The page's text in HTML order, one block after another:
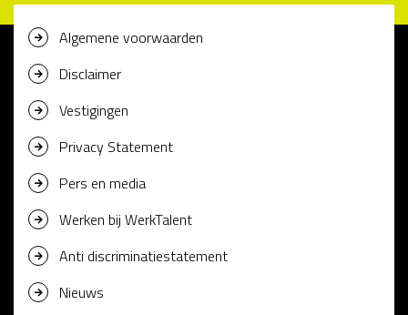
Algemene voorwaarden
Disclaimer
Vestigingen
Privacy Statement
Pers en media
Werken bij WerkTalent
Anti discriminatiestatement
Nieuws